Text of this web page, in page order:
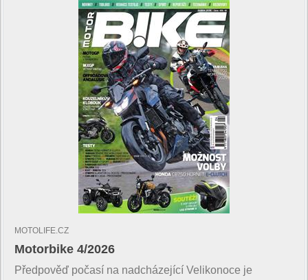
MOTOLIFE.CZ
Motorbike 4/2026
Předpověď počasí na nadcházející Velikonoce je